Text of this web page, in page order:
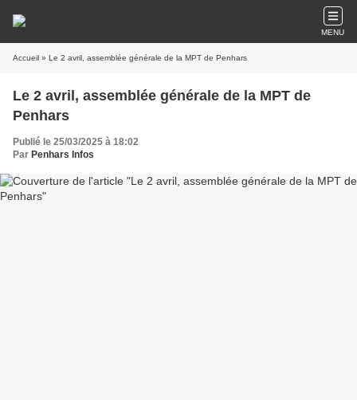
MENU
Accueil » Le 2 avril, assemblée générale de la MPT de Penhars
Le 2 avril, assemblée générale de la MPT de
Penhars
Publié le 25/03/2025 à 18:02
Par Penhars Infos